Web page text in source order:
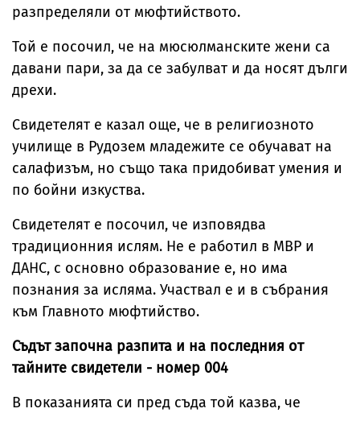
разпределяли от мюфтийството.
Той е посочил, че на мюсюлманските жени са
давани пари, за да се забулват и да носят дълги
дрехи.
Свидетелят е казал още, че в религиозното
училище в Рудозем младежите се обучават на
салафизъм, но също така придобиват умения и
по бойни изкуства.
Свидетелят е посочил, че изповядва
традиционния ислям. Не е работил в МВР и
ДАНС, с основно образование е, но има
познания за исляма. Участвал е и в събрания
към Главното мюфтийство.
Съдът започна разпита и на последния от
тайните свидетели - номер 004
В показанията си пред съда той казва, че